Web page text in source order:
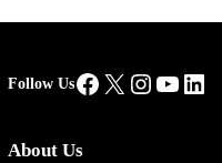
Follow UsFacebook
X Instagram
About Us